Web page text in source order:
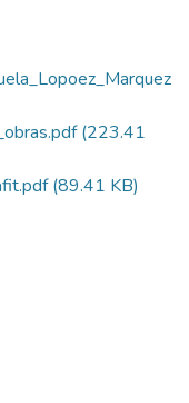
(223.41
(89.41 KB)